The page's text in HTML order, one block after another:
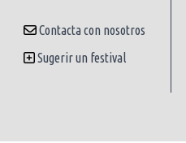
Contacta con nosotros
Sugerir un festival